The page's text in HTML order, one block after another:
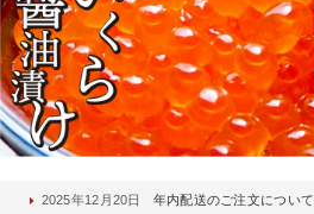
2025年12月20日 年内配送のご注文について